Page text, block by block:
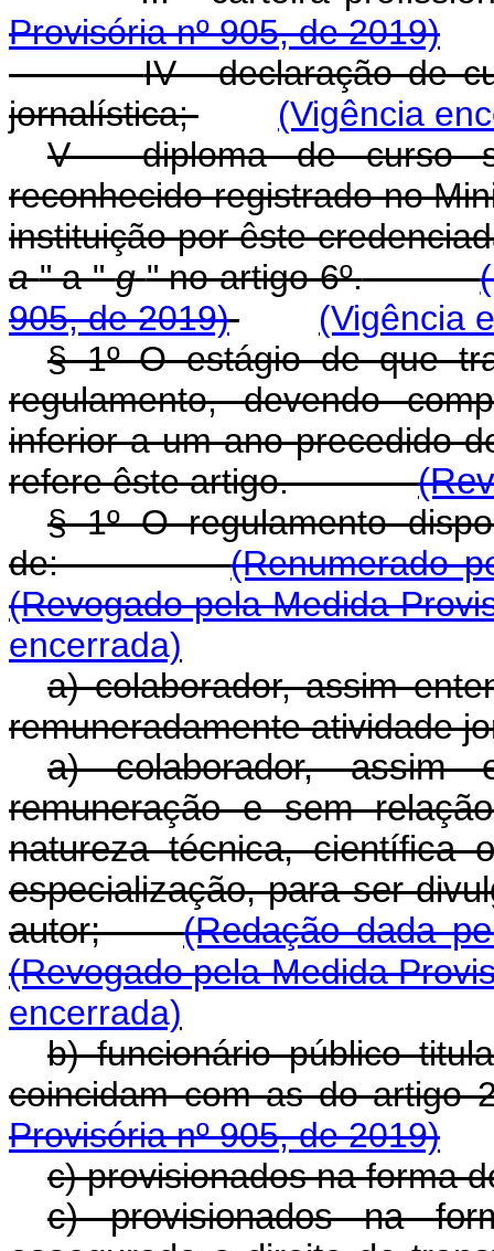
Provisória nº 905, de 2019)
IV - declaração de
jornalística;
(Vigência
V - diploma de curso
reconhecido registrado no
instituição por êste
a " a "g " no artigo 6º.
905, de 2019)
(Vigência
§ 1º O estágio de que
regulamento, devendo
inferior a um ano precedido
refere êste artigo.
§ 1º O regulamento
de:(Renumerado
(Revogado pela Medida
encerrada)
a) colaborador, assim
remuneradamente atividade
a) colaborador, assim
remuneração e sem
natureza técnica, científica
especialização, para ser
autor;(Redação dada
(Revogado pela Medida
encerrada)
b) funcionário público
coincidam com as do
Provisória nº 905, de 2019)
c) provisionados na forma
c) provisionados na